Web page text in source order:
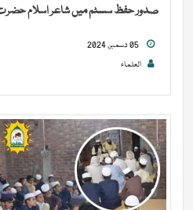
صدور حفظ سسٹم میں شاعر اسلام حضرت
العلماء